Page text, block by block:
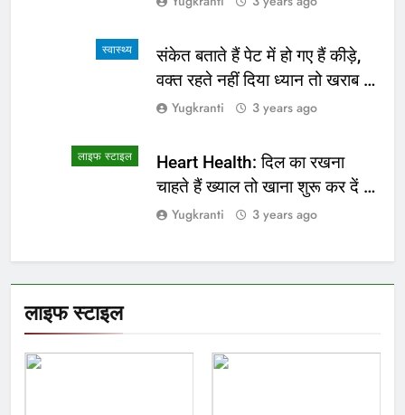
लाइफ स्टाइल
स्वास्थ्य
संकेत बताते हैं पेट में हो गए हैं कीड़े,
वक्त रहते नहीं दिया ध्यान तो खराब हो
जाएगी हालत
Yugkranti 3 years ago
लाइफ स्टाइल
Heart Health: दिल का रखना
चाहते हैं ख्याल तो खाना शुरू कर दें ये
4 चीजें
Yugkranti 3 years ago